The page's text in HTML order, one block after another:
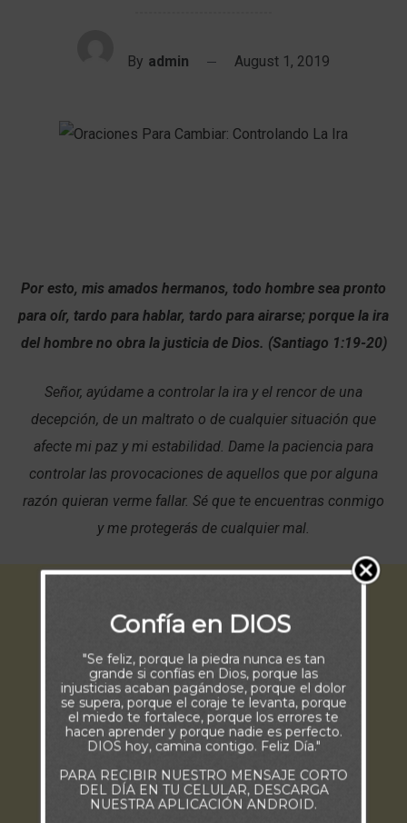
By admin August 1, 2019
Por esto, mis amados hermanos, todo hombre sea pronto
para oír, tardo para hablar, tardo para airarse; porque la ira
del hombre no obra la justicia de Dios. (Santiago 1:19-20)
Señor, ayúdame a controlar la ira y el rencor de una
decepción, de un maltrato o de cualquier situación que
afecte mi paz y mi estabilidad. Dame la paciencia para
controlar las provocaciones de aquellos que por alguna
razón quieran verme fallar. Sé que te encuentras conmigo
y me protegerás de cualquier mal.
Confía en DIOS
"Se feliz, porque la piedra nunca es tan
grande si confías en Dios, porque las
injusticias acaban pagándose, porque el dolor
se supera, porque el coraje te levanta, porque
el miedo te fortalece, porque los errores te
hacen aprender y porque nadie es perfecto.
DIOS hoy, camina contigo. Feliz Día."
PARA RECIBIR NUESTRO MENSAJE CORTO
DEL DÍA EN TU CELULAR, DESCARGA
NUESTRA APLICACIÓN ANDROID.